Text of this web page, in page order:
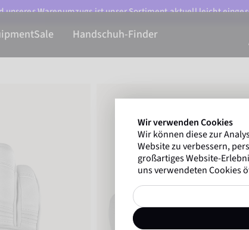
unseres Warenumzugs ist unser Sortiment aktuell leicht
Sale Handschuh-Finder
Wir verwenden Cookies
Wir können diese zur
Website zu verbessern,
großartiges Website-
uns verwendeten Cookies